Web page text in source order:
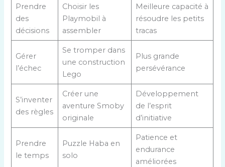
Prendre
des
décisions
Choisir les
Playmobil à
assembler
Meilleure capacité à
résoudre les petits
tracas
Gérer
l’échec
Se tromper dans
une construction
Lego
Plus grande
persévérance
S’inventer
des règles
Créer une
aventure Smoby
originale
Développement
de l’esprit
d’initiative
Prendre
le temps
Puzzle Haba en
solo
Patience et
endurance
améliorées